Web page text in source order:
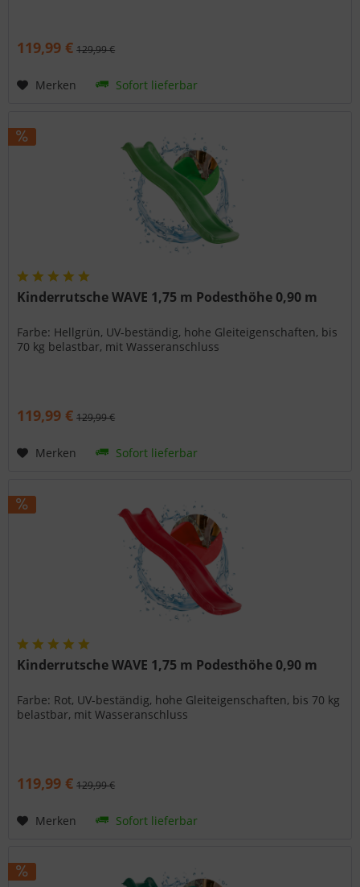
119,99 € 129,99 €
Merken Sofort lieferbar
Kinderrutsche WAVE 1,75 m Podesthöhe 0,90 m
Farbe: Hellgrün, UV-beständig, hohe Gleiteigenschaften, bis
70 kg belastbar, mit Wasseranschluss
119,99 € 129,99 €
Merken Sofort lieferbar
Kinderrutsche WAVE 1,75 m Podesthöhe 0,90 m
Farbe: Rot, UV-beständig, hohe Gleiteigenschaften, bis 70 kg
belastbar, mit Wasseranschluss
119,99 € 129,99 €
Merken Sofort lieferbar